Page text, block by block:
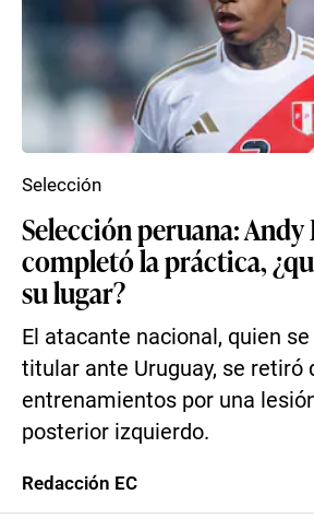
Selección peruana: Andy
completó la práctica,
su lugar?
El atacante nacional, quien
titular ante Uruguay, se retiró
entrenamientos por una
posterior izquierdo.
Selección
Redacción EC